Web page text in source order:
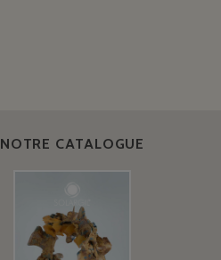
NOTRE CATALOGUE